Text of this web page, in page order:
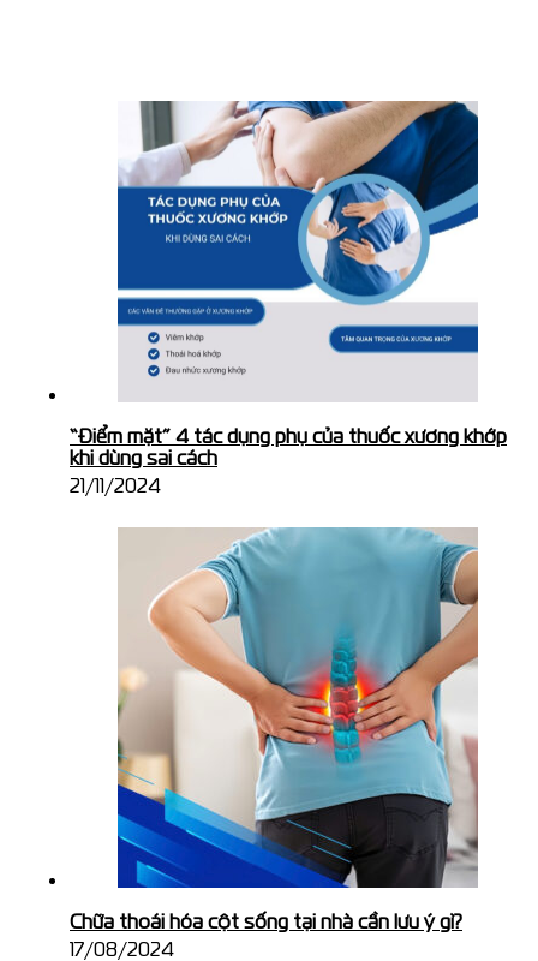
“Điểm mặt” 4 tác dụng phụ của thuốc xương khớp
khi dùng sai cách
21/11/2024
Chữa thoái hóa cột sống tại nhà cần lưu ý gì?
17/08/2024